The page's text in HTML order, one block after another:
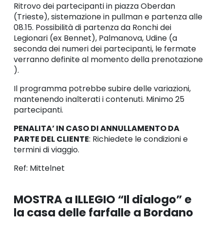
Ritrovo dei partecipanti in piazza Oberdan
(Trieste), sistemazione in pullman e partenza alle
08.15. Possibilità di partenza da Ronchi dei
Legionari (ex Bennet), Palmanova, Udine (a
seconda dei numeri dei partecipanti, le fermate
verranno definite al momento della prenotazione
).
Il programma potrebbe subire delle variazioni,
mantenendo inalterati i contenuti. Minimo 25
partecipanti.
PENALITA’ IN CASO DI ANNULLAMENTO DA
PARTE DEL CLIENTE: Richiedete le condizioni e
termini di viaggio.
Ref: Mittelnet
MOSTRA a ILLEGIO “Il dialogo” e
la casa delle farfalle a Bordano